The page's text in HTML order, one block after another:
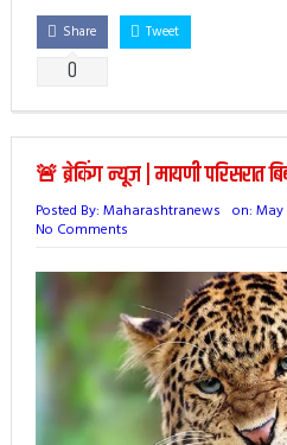
Share
0
Tweet
🚨 ब्रेकिंग न्यूज | मायणी परिसरात
Posted By: Maharashtranews on: May
No Comments